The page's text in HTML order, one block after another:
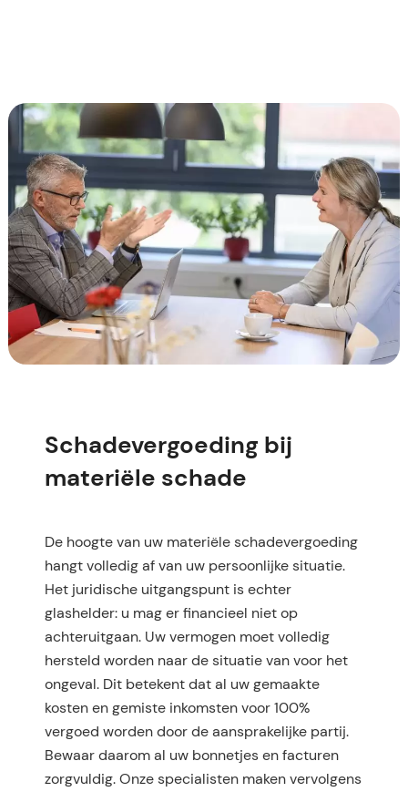
Schadevergoeding bij
materiële schade
De hoogte van uw materiële schadevergoeding
hangt volledig af van uw persoonlijke situatie.
Het juridische uitgangspunt is echter
glashelder: u mag er financieel niet op
achteruitgaan. Uw vermogen moet volledig
hersteld worden naar de situatie van voor het
ongeval. Dit betekent dat al uw gemaakte
kosten en gemiste inkomsten voor 100%
vergoed worden door de aansprakelijke partij.
Bewaar daarom al uw bonnetjes en facturen
zorgvuldig. Onze specialisten maken vervolgens